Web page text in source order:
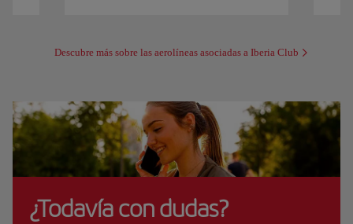
Descubre más sobre las aerolíneas asociadas a Iberia Club
¿Todavía con dudas?